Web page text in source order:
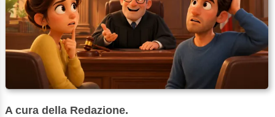
A cura della Redazione.